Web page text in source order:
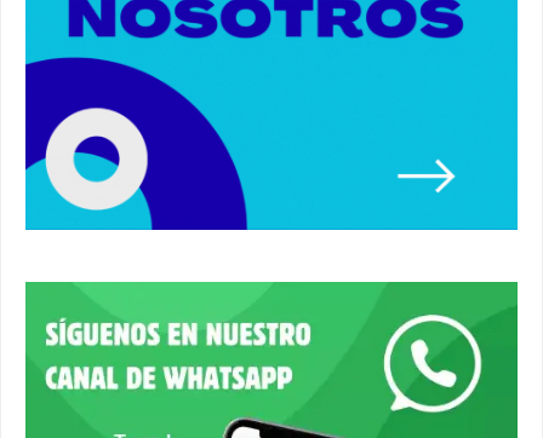
Paseo de caballos. #alcaladeguadaira #ferias
#caballos
Un autobús ha golpeado a otro en el recinto
ferial. #accidente #alcaladeguadaira #ferias
Primer premio de casetas 2026.
#alcaladeguadaira #ferias